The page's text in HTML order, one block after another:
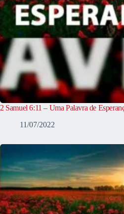
2 Samuel 6:11 – Uma Palavra de
11/07/2022